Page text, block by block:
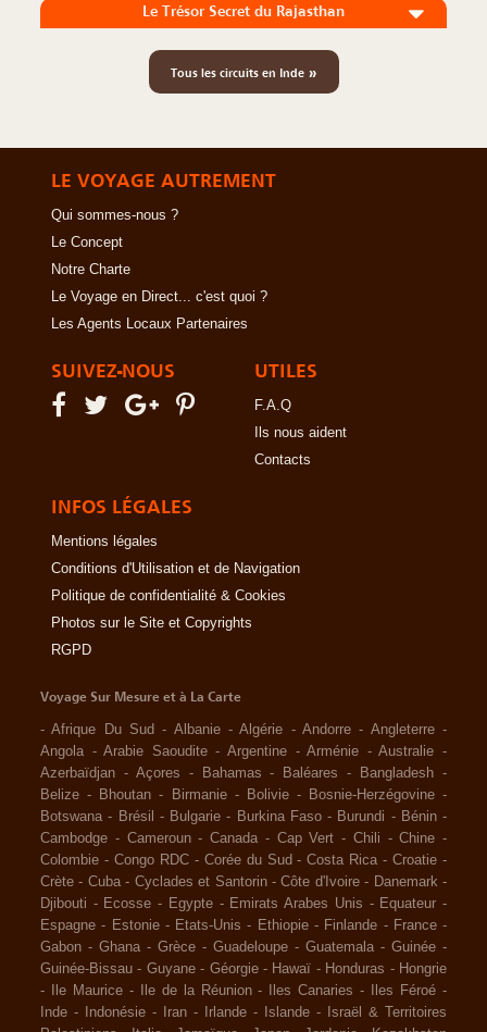
Le Trésor Secret du Rajasthan
Tous les circuits en Inde»
LE VOYAGE AUTREMENT
Qui sommes-nous ?
Le Concept
Notre Charte
Le Voyage en Direct... c'est quoi ?
Les Agents Locaux Partenaires
SUIVEZ-NOUS UTILES
F.A.Q
Ils nous aident
Contacts
INFOS LÉGALES
Mentions légales
Conditions d'Utilisation et de Navigation
Politique de confidentialité & Cookies
Photos sur le Site et Copyrights
RGPD
Voyage Sur Mesure et à La Carte
-Afrique Du Sud - Albanie -Algérie -Andorre - Angleterre -
Angola -Arabie Saoudite -Argentine -Arménie -Australie -
Azerbaïdjan - Açores - Bahamas - Baléares - Bangladesh -
Belize - Bhoutan - Birmanie - Bolivie - Bosnie-Herzégovine -
Botswana - Brésil - Bulgarie - Burkina Faso - Burundi - Bénin -
Cambodge - Cameroun - Canada - Cap Vert - Chili -Chine -
Colombie - Congo RDC - Corée du Sud -Costa Rica -Croatie -
Crète - Cuba - Cyclades et Santorin -Côte d'Ivoire - Danemark -
Djibouti - Ecosse - Egypte - Emirats Arabes Unis - Equateur -
Espagne - Estonie - Etats-Unis - Ethiopie - Finlande - France -
Gabon - Ghana - Grèce - Guadeloupe - Guatemala - Guinée -
Guinée-Bissau - Guyane - Géorgie - Hawaï - Honduras - Hongrie
-
Ile Maurice - Ile de la Réunion - Iles Canaries - Iles Féroé -
Inde - Indonésie - Iran - Irlande - Islande -
Israël & Territoires